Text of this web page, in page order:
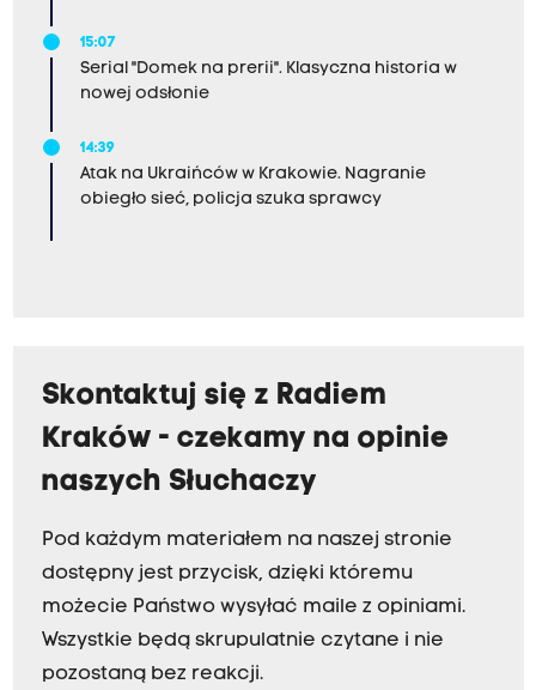
15:07
Serial "Domek na prerii". Klasyczna historia w
nowej odsłonie
14:39
Atak na Ukraińców w Krakowie. Nagranie
obiegło sieć, policja szuka sprawcy
Skontaktuj się z Radiem
Kraków - czekamy na opinie
naszych Słuchaczy
Pod każdym materiałem na naszej stronie
dostępny jest przycisk, dzięki któremu
możecie Państwo wysyłać maile z opiniami.
Wszystkie będą skrupulatnie czytane i nie
pozostaną bez reakcji.